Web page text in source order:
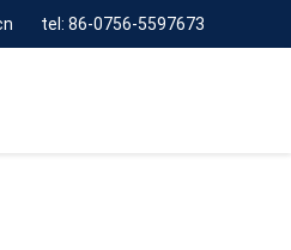
tel: 86-0756-5597673